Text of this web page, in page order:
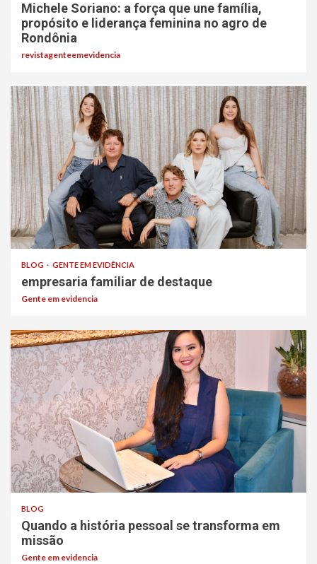
Michele Soriano: a força que une família,
propósito e liderança feminina no agro de
Rondônia
revistagenteemevidencia
BLOG GENTE EM EVIDÊNCIA
empresaria familiar de destaque
Gente em evidencia
BLOG
Quando a história pessoal se transforma em
missão
Gente em evidencia